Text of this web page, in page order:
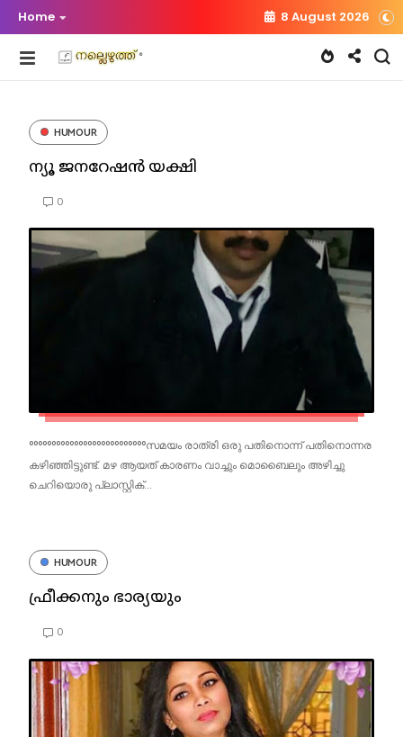
Home 8 August 2026
HUMOUR
ന്യൂ ജനറേഷൻ യക്ഷി
0
°°°°°°°°°°°°°°°°°°°°°°°°°°സമയം രാത്രി ഒരു പതിനൊന്ന് പതിനൊന്നര
കഴിഞ്ഞിട്ടുണ്ട്. മഴ ആയത് കാരണം വാച്ചും മൊബൈലും അഴിച്ചു
ചെറിയൊരു പ്ലാസ്റ്റിക്...
HUMOUR
ഫ്രീക്കനും ഭാര്യയും
0